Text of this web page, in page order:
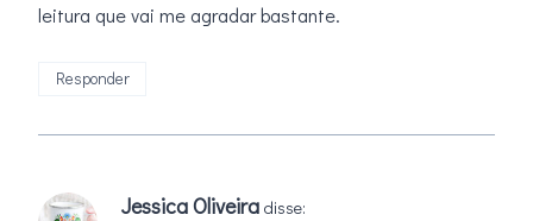
leitura que vai me agradar bastante.
Responder
Jessica Oliveira disse: